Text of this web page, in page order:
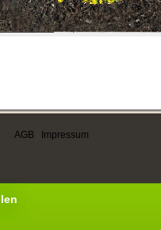
AGB Impressum